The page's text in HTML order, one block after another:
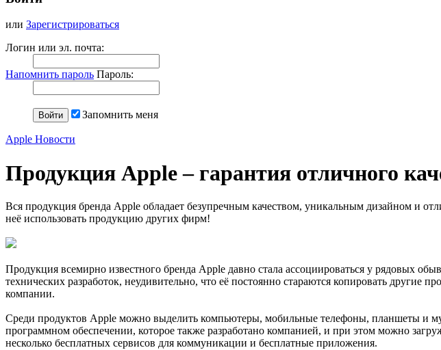
или Зарегистрироваться
Логин или эл. почта:
Напомнить пароль Пароль:
Запомнить меня
Apple Новости
Продукция Apple – гарантия отличного
Вся продукция бренда Apple обладает безупречным качеством, уникальным дизайном и
неё использовать продукцию других фирм!
Продукция всемирно известного бренда Apple давно стала ассоциироваться у рядовых
технических разработок, неудивительно, что её постоянно стараются копировать
компании.
Среди продуктов Apple можно выделить компьютеры, мобильные телефоны, планшеты и
программном обеспечении, которое также разработано компанией, и при этом можно
несколько бесплатных сервисов для коммуникации и бесплатные приложения.